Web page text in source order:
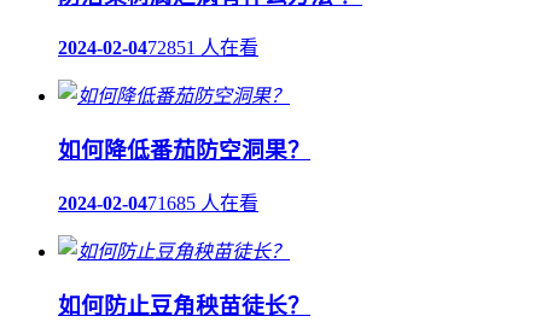
2024-02-0472851 人在看
如何降低番茄防空洞果？
2024-02-0471685 人在看
如何防止豆角秧苗徒长？